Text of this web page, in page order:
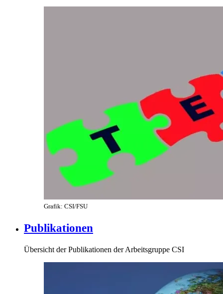
Grafik: CSI/FSU
Publikationen
Übersicht der Publikationen der Arbeitsgruppe CSI